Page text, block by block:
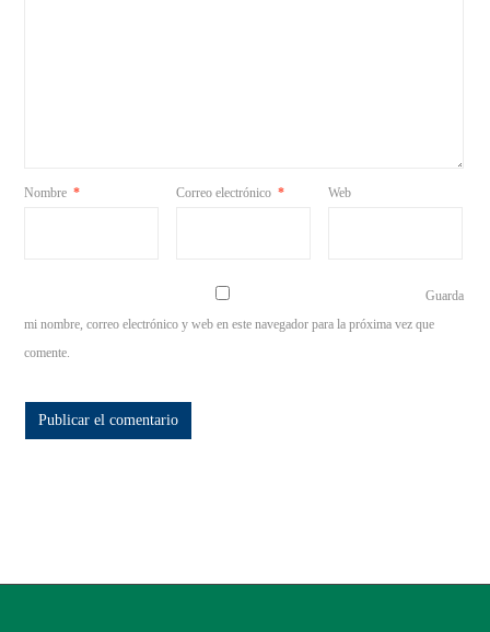
Nombre * Correo electrónico * Web
Guarda
mi nombre, correo electrónico y web en este navegador para la próxima vez que
comente.